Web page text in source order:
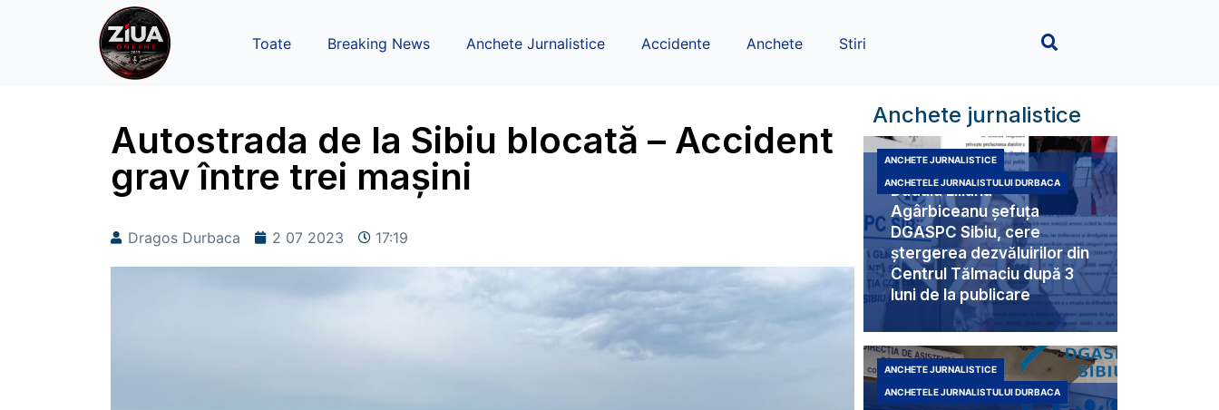
Toate Breaking News Anchete Jurnalistice Accidente Anchete Stiri
Autostrada de la Sibiu blocată – Accident
grav între trei mașini
Dragos Durbaca 2 07 2023 17:19
Anchete jurnalistice
Duduia Liliana
Agârbiceanu șefuța
DGASPC Sibiu, cere
ștergerea dezvăluirilor din
Centrul Tălmaciu după 3
luni de la publicare
ANCHETE JURNALISTICE
ANCHETELE JURNALISTULUI DURBACA
ANCHETE JURNALISTICE
ANCHETELE JURNALISTULUI DURBACA